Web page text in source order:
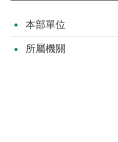
本部單位
所屬機關